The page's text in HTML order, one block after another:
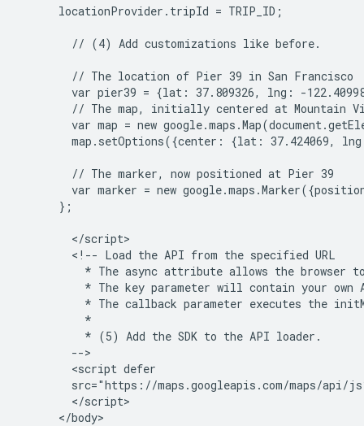
      locationProvider.tripId = TRIP_ID;
        // (4) Add customizations like before.
        // The location of Pier 39 in San Francisco
var pier39 = {lat: 37.809326, lng: -
// The map, initially centered at Mountain
var map = new
map.setOptions({center: {lat: 37.424069,
        // The marker, now positioned at Pier 39
var marker = new
      };
        </script>
        <!-- Load the API from the specified URL
* The async attribute allows the browser
* The key parameter will contain your own
* The callback parameter executes the
          *
          * (5) Add the SDK to the API loader.
        -->
        <script defer
src="https://maps.googleapis.com/maps/api/
        </script>
      </body>